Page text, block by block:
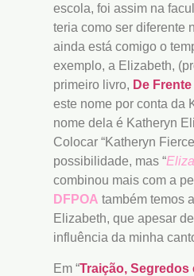
escola, foi assim na
teria como ser diferente
ainda está comigo o
exemplo, a Elizabeth,
primeiro livro, De
este nome por conta da
nome dela é Katheryn
Colocar “Katheryn
possibilidade, mas “
combinou mais com a
DFPOA também temos
Elizabeth, que apesar
influência da minha
Em “Traição, Segredos